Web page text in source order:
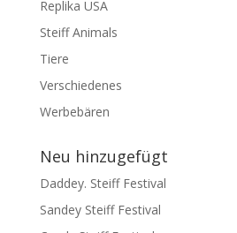
Replika USA
Steiff Animals
Tiere
Verschiedenes
Werbebären
Neu hinzugefügt
Daddey. Steiff Festival
Sandey Steiff Festival